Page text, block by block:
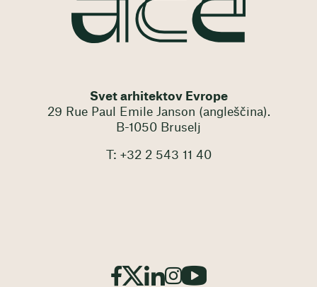
Svet arhitektov Evrope
29 Rue Paul Emile Janson (angleščina).
B-1050 Bruselj
T: +32 2 543 11 40